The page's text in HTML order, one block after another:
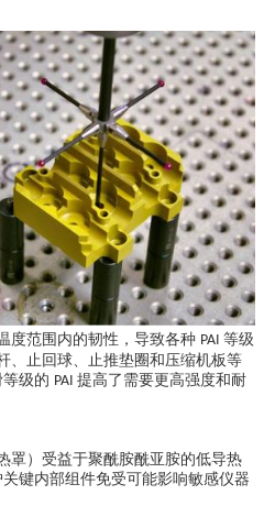
度范围内的韧性，导致各种 PAI 等级
、止回球、止推垫圈和压缩机板等
级的 PAI 提高了需要更高强度和耐
罩）受益于聚酰胺酰亚胺的低导热
键内部组件免受可能影响敏感仪器